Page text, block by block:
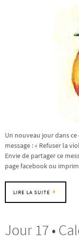
Un nouveau jour dans
message : « Refuser la
Envie de partager ce
page facebook ou
LIRE LA SUITE
Jour 17 •